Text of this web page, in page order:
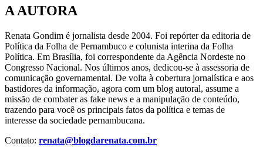
A AUTORA
Renata Gondim é jornalista desde 2004. Foi repórter da editoria de
Política da Folha de Pernambuco e colunista interina da Folha
Política. Em Brasília, foi correspondente da Agência Nordeste no
Congresso Nacional. Nos últimos anos, dedicou-se à assessoria de
comunicação governamental. De volta à cobertura jornalística e aos
bastidores da informação, agora com um blog autoral, assume a
missão de combater as fake news e a manipulação de conteúdo,
trazendo para você os principais fatos da política e temas de
interesse da sociedade pernambucana.
Contato: renata@blogdarenata.com.br